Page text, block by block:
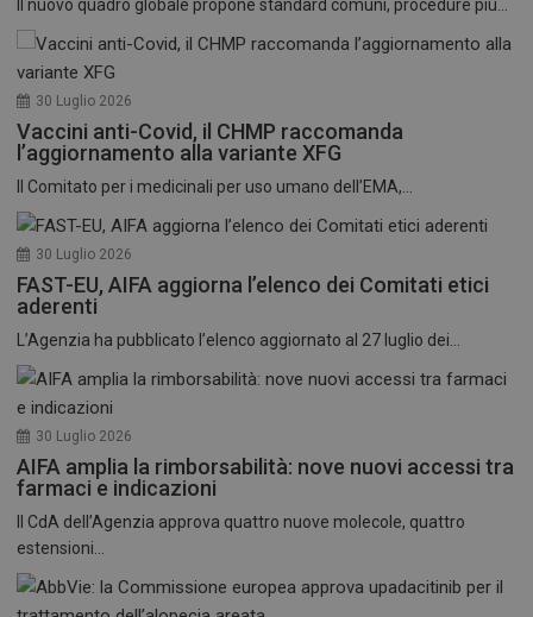
Il nuovo quadro globale propone standard comuni, procedure più...
30 Luglio 2026
Vaccini anti-Covid, il CHMP raccomanda
l’aggiornamento alla variante XFG
Il Comitato per i medicinali per uso umano dell’EMA,...
30 Luglio 2026
FAST-EU, AIFA aggiorna l’elenco dei Comitati etici
aderenti
L’Agenzia ha pubblicato l’elenco aggiornato al 27 luglio dei...
30 Luglio 2026
AIFA amplia la rimborsabilità: nove nuovi accessi tra
farmaci e indicazioni
Il CdA dell’Agenzia approva quattro nuove molecole, quattro
estensioni...